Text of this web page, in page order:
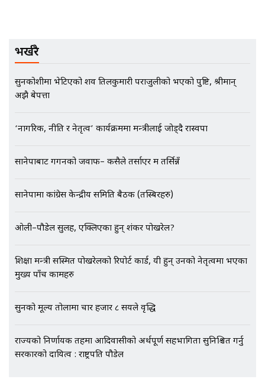
कनेक्सन ! || VISIT VISA SCAM
भिजिट भिसामा गृह मन्त्रालयकै सेटिङः१
Followup: CCTV Footage Lost |
भर्खरै
सुनकोशीमा भेटिएको शव तिलकुमारी पराजुलीको भएको पुष्टि, श्रीमान्
अझै बेपत्ता
‘नागरिक, नीति र नेतृत्व’ कार्यक्रममा मन्त्रीलाई जोड्दै रास्वपा
सानेपाबाट गगनको जवाफ– कसैले तर्साएर म तर्सिन्नँ
सानेपामा कांग्रेस केन्द्रीय समिति बैठक (तस्बिरहरु)
ओली–पौडेल सुलह, एक्लिएका हुन् शंकर पोखरेल?
शिक्षा मन्त्री सस्मित पोखरेलको रिपोर्ट कार्ड, यी हुन् उनको नेतृत्वमा भएका
मुख्य पाँच कामहरु
सुनको मूल्य तोलामा चार हजार ८ सयले वृद्धि
राज्यको निर्णायक तहमा आदिवासीको अर्थपूर्ण सहभागिता सुनिश्चित गर्नु
सरकारको दायित्व : राष्ट्रपति पौडेल